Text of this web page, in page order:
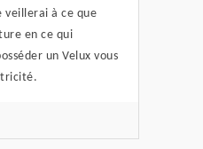
veillerai à ce que
en ce qui
un Velux vous